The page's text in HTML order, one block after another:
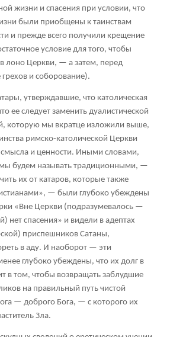
жизни и спасения при условии, что
были приобщены к таинствам
и прежде всего получили крещение
условие для того, чтобы
лоно Церкви, — а затем, перед
и соборование).
утверждавшие, что католическая
ее следует заменить дуалистической
которую мы вкратце изложили выше,
римско-католической Церкви
и ценности. Иными словами,
будем называть традиционными, —
их от катаров, которые также
— были глубоко убеждены
«Вне Церкви (подразумевалось —
нет спасения» и видели в адептах
приспешников Сатаны,
в аду. И наоборот — эти
глубоко убеждены, что их долг в
в том, чтобы возвращать заблудшие
на правильный путь чистой
— доброго Бога, — с которого их
Зла.